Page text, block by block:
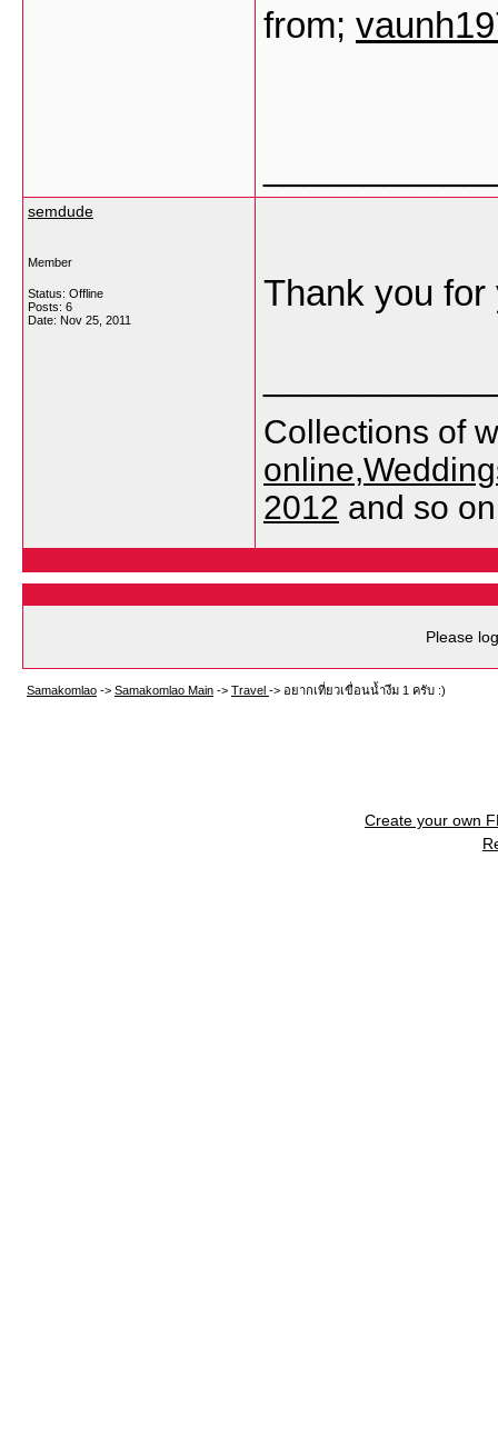
from;
semdude
Member
Status: Offline
Posts: 6
Date: Nov 25, 2011
Thank you
Collections of
online,
2012 and so on
Please
Samakomlao -> Samakomlao Main -> Travel -> อยากเที่ยวเขื่อนน้ำงึม 1 ครับ :)
Create your own